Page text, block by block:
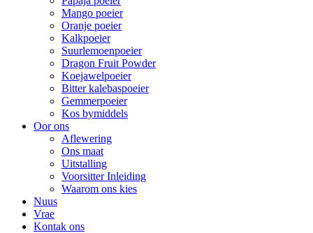
Mango poeier
Oranje poeier
Kalkpoeier
Suurlemoenpoeier
Dragon Fruit Powder
Koejawelpoeier
Bitter kalebaspoeier
Gemmerpoeier
Kos bymiddels
Oor ons
Aflewering
Ons maat
Uitstalling
Voorsitter Inleiding
Waarom ons kies
Nuus
Vrae
Kontak ons